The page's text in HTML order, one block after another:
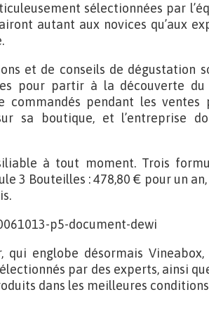
sélectionnées par
autant aux novices qu’aux
et de conseils de dégustation
pour partir à la découverte du
pendant les ventes
sa boutique, et l’entreprise
à tout moment. Trois
3 Bouteilles : 478,80 € pour un
qui englobe désormais
par des experts, ainsi
dans les meilleures